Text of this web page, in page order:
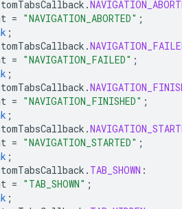
.
= "NAVIGATION_ABORTED" ;
;
.
= "NAVIGATION_FAILED" ;
;
.
= "NAVIGATION_FINISHED" ;
;
.
= "NAVIGATION_STARTED" ;
;
. TAB_SHOWN :
= "TAB_SHOWN" ;
;